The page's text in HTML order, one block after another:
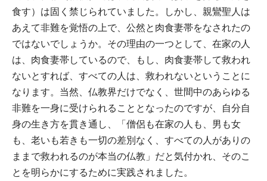
食す）は固く禁じられていました。しかし、親鸞聖人は
あえて非難を覚悟の上で、公然と肉食妻帯をなされたの
ではないでしょうか。その理由の一つとして、在家の人
は、肉食妻帯しているので、もし、肉食妻帯して救われ
ないとすれば、すべての人は、救われないということに
なります。当然、仏教界だけでなく、世間中のあらゆる
非難を一身に受けられることとなったのですが、自分自
身の生き方を貫き通し、「僧侶も在家の人も、男も女
も、老いも若きも一切の差別なく、すべての人がありの
ままで救われるのが本当の仏教」だと気付かれ、そのこ
とを明らかにするために実践されました。